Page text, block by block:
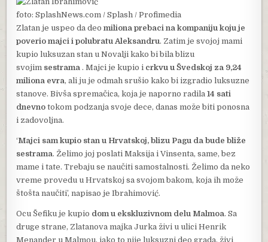
foto: SplashNews.com / Splash / Profimedia
Zlatan je uspeo da deomiliona prebaci na kompaniju koju je
poverio majci i polubratu Aleksandru. Zatim je svojoj mami
kupio luksuzan stan u Novalji kako bi bila blizu
svojim sestrama. Majci je kupio i crkvu u Švedskoj za 9,24
miliona evra, ali ju je odmah srušio kako bi izgradio luksuzne
stanove. Bivša spremačica, koja je naporno radila 14 sati
dnevnotokom podzanja svoje dece, danas može biti ponosna
i zadovoljna.
‘Majci sam kupio stan u Hrvatskoj, blizu Pagu da bude bliže
sestrama. Želimo joj poslati Maksija i Vinsenta, same, bez
mame i tate. Trebaju se naučiti samostalnosti. Želimo da neko
vreme provedu u Hrvatskoj sa svojom bakom, koja ih može
štošta naučiti’, napisao je Ibrahimović.
Ocu Šefiku je kupio dom u ekskluzivnom delu Malmoa. Sa
druge strane, Zlatanova majka Jurka živi u ulici Henrik
Menander u Malmou, iako to nije luksuzni deo grada, živi